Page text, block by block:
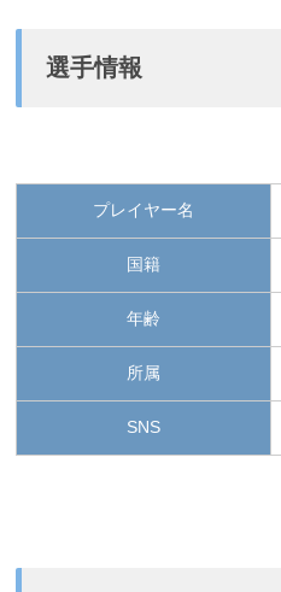
選手情報
プレイヤー名
国籍
年齢
所属
SNS